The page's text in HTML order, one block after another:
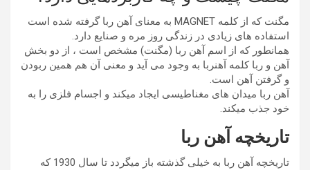
مگنت که از کلمه MAGNET به معنای آهن ربا گرفته شده است
استفاده های زیادی در زندگی روز مره و صنایع دارد.
همانطور که از اسم آهن ربا (مگنت) مشخص است ، از دو بخش
آهن و ربا کلمه آهنربا به وجود می آید و معنی آن هم همین ربودن
و گرفتن آهن است.
آهن ربا میدان های مغناطیسی ایجاد میکند و اجسام فلزی را به
خود جذب میکند.
تاریخچه آهن ربا
تاریخچه آهن ربا به خیلی گذشته باز میگردد تا سال 1930 که